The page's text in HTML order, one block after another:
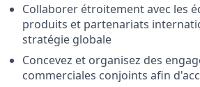
Collaborer étroitement avec les
produits et partenariats
stratégie globale
Concevez et organisez des
commerciales conjoints afin